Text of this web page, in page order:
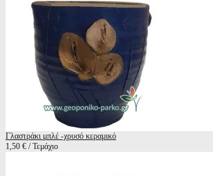
Γλαστράκι μπλέ -χρυσό κεραμικό
1,50 € / Τεμάχιο